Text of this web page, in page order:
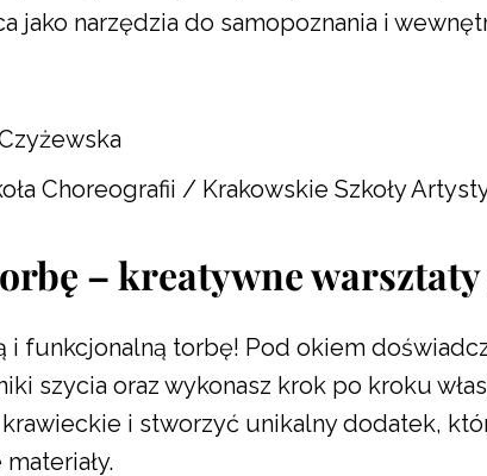
jako narzędzia do samopoznania i
Choreografii / Krakowskie Szkoły
– kreatywne
i funkcjonalną torbę! Pod okiem
szycia oraz wykonasz krok po kroku
i stworzyć unikalny dodatek,